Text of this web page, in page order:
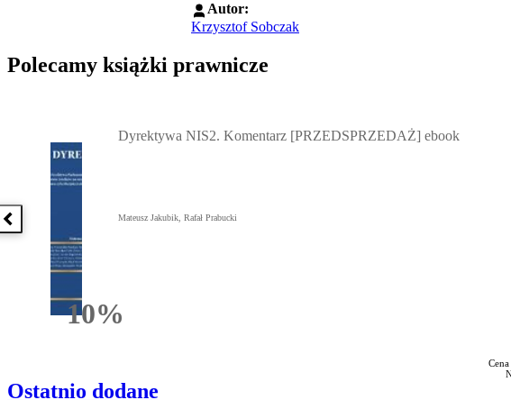
Autor:
Krzysztof Sobczak
Polecamy książki prawnicze
Poprzednia książka
10%Rabatu
Dyrektywa NIS2. Komentarz [PRZEDSPRZEDAŻ] ebook
Mateusz Jakubik, Rafał Prabucki
Ostatnio dodane